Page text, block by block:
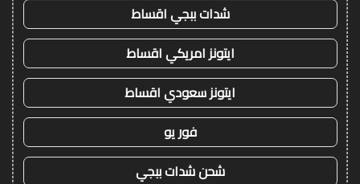
شدات ببجي اقساط
ايتونز امريكي اقساط
ايتونز سعودي اقساط
فور يو
شحن شدات ببجي